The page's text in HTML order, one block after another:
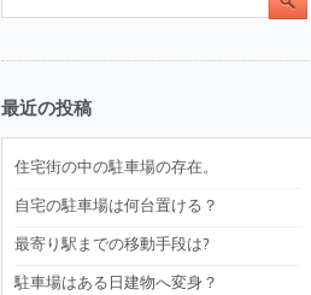
最近の投稿
住宅街の中の駐車場の存在。
自宅の駐車場は何台置ける？
最寄り駅までの移動手段は?
駐車場はある日建物へ変身？